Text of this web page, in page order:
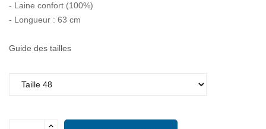
- Laine confort (100%)
- Longueur : 63 cm
Guide des tailles